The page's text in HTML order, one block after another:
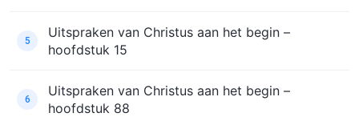
5
Uitspraken van Christus aan het begin –
hoofdstuk 15
6
Uitspraken van Christus aan het begin –
hoofdstuk 88